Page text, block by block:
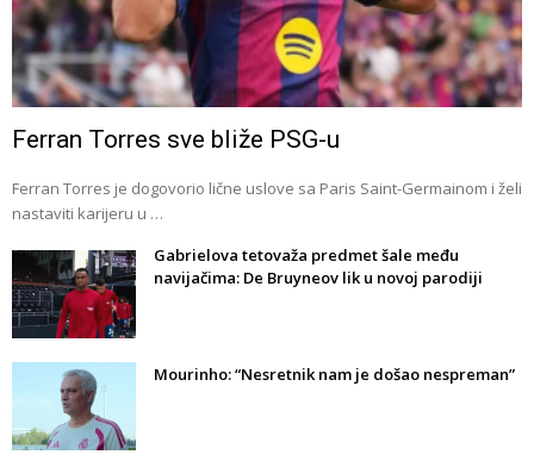
Ferran Torres sve bliže PSG-u
Ferran Torres je dogovorio lične uslove sa Paris Saint-Germainom i želi
nastaviti karijeru u …
Gabrielova tetovaža predmet šale među
navijačima: De Bruyneov lik u novoj parodiji
Mourinho: “Nesretnik nam je došao nespreman”